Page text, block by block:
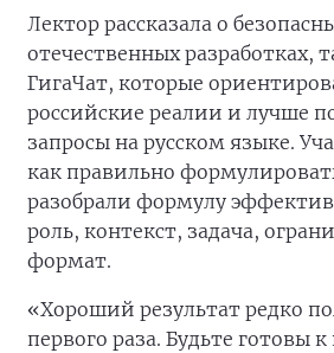
Лектор рассказала о
отечественных разработках,
ГигаЧат, которые
российские реалии и лучше
запросы на русском языке.
как правильно
разобрали формулу
роль, контекст, задача,
формат.
«Хороший результат редко
первого раза. Будьте готовы